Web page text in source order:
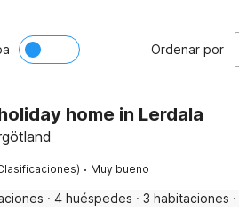
Ordenar por
home in Lerdala
· Muy bueno
· 4 huéspedes · 3 habitaciones ·